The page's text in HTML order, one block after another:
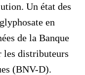
Un état des
en
de la Banque
les distributeurs
(BNV-D).